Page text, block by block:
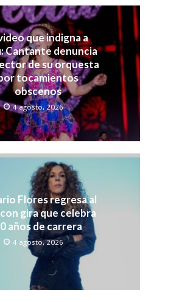
que indigna a
Cantante denuncia
de su orquesta
tocamientos
obscenos
4 agosto, 2026
Flores regresa al
gira que celebra
años de carrera
4 agosto, 2026